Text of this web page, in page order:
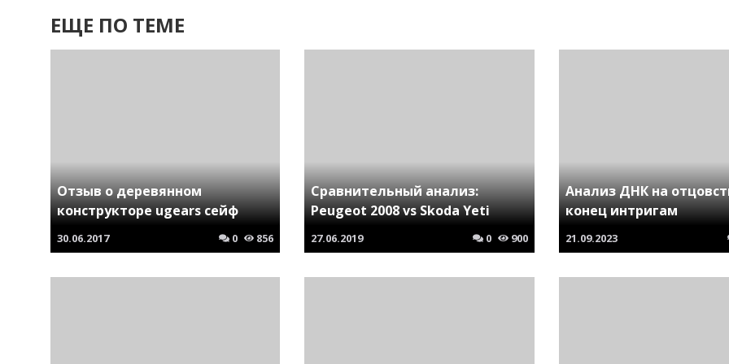
ЕЩЕ ПО ТЕМЕ
Отзыв о деревянном
конструкторе ugears сейф
30.06.2017 0 856
Сравнительный анализ:
Peugeot 2008 vs Skoda Yeti
27.06.2019 0 900
Анализ ДНК на
конец интригам
21.09.2023